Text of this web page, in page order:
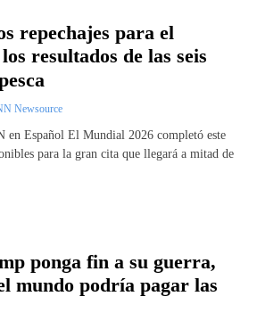
repechajes para el
resultados de las seis
Newsource
en Español El Mundial 2026 completó este
para la gran cita que llegará a mitad de
ponga fin a su guerra,
mundo podría pagar las